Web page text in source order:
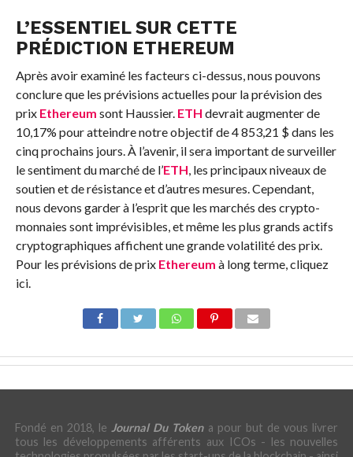
L’ESSENTIEL SUR CETTE
PRÉDICTION ETHEREUM
Après avoir examiné les facteurs ci-dessus, nous pouvons
conclure que les prévisions actuelles pour la prévision des
prix Ethereum sont Haussier. ETH devrait augmenter de
10,17% pour atteindre notre objectif de 4 853,21 $ dans les
cinq prochains jours. À l’avenir, il sera important de surveiller
le sentiment du marché de l’ETH, les principaux niveaux de
soutien et de résistance et d’autres mesures. Cependant,
nous devons garder à l’esprit que les marchés des crypto-
monnaies sont imprévisibles, et même les plus grands actifs
cryptographiques affichent une grande volatilité des prix.
Pour les prévisions de prix Ethereum à long terme, cliquez
ici.
Fondé en 2018, le Journal Du Tokena pour but de vous livrer
tous les développements afférents aux ICOs - les nouvelles